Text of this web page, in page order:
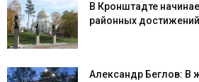
В Кронштадте
районных достижений
Александр Беглов: В